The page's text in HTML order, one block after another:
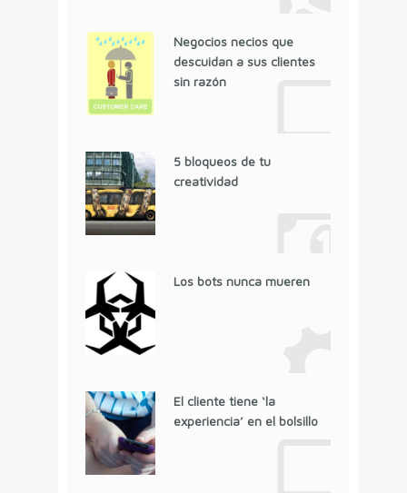
Negocios necios que
descuidan a sus clientes
sin razón
5 bloqueos de tu
creatividad
Los bots nunca mueren
El cliente tiene ‘la
experiencia’ en el bolsillo